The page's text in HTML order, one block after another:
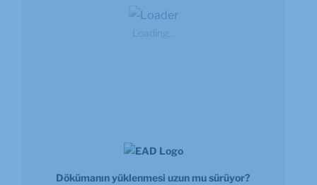
Loading...
Dökümanın yüklenmesi uzun mu sürüyor?